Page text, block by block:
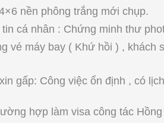
nền phông trắng mới chụp.
tin cá nhân : Chứng minh thư
vé máy bay ( Khứ hồi ) , khách
gấp: Công việc ổn định , có
hợp làm visa công tác